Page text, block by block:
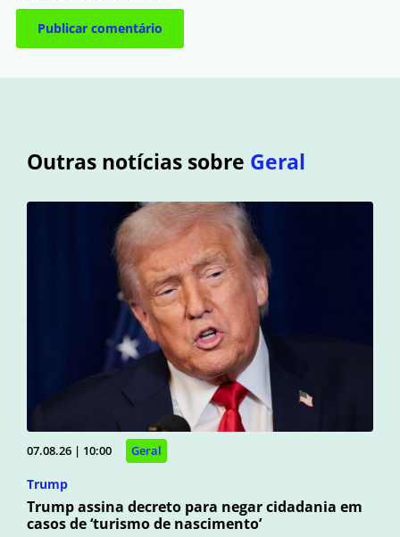
Outras notícias sobre Geral
07.08.26 | 10:00 Geral
Trump
Trump assina decreto para negar cidadania em
casos de ‘turismo de nascimento’